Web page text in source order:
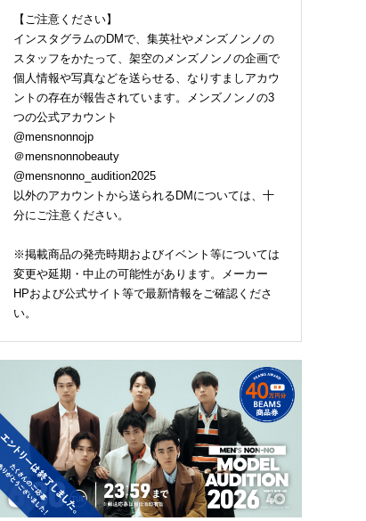
【ご注意ください】
インスタグラムのDMで、集英社やメンズノンノの
スタッフをかたって、架空のメンズノンノの企画で
個人情報や写真などを送らせる、なりすましアカウ
ントの存在が報告されています。メンズノンノの3
つの公式アカウント
@mensnonnojp
＠mensnonnobeauty
@mensnonno_audition2025
以外のアカウントから送られるDMについては、十
分にご注意ください。
※掲載商品の発売時期およびイベント等については
変更や延期・中止の可能性があります。メーカー
HPおよび公式サイト等で最新情報をご確認くださ
い。